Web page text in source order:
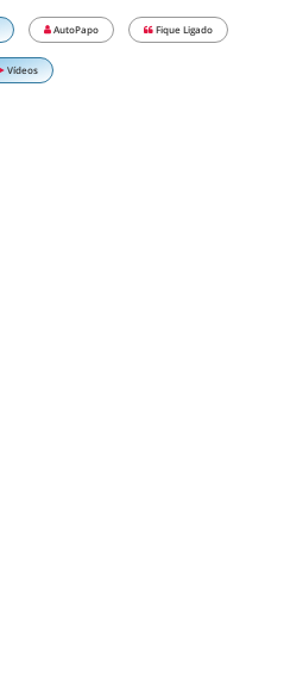
AutoPapo Fique Ligado
Vídeos